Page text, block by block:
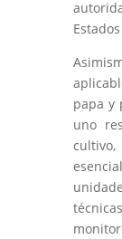
papa y
uno